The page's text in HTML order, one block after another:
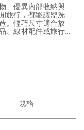
、優異內部收納與
旅行，都能讓盥洗
。輕巧尺寸適合放
、線材配件或旅行
因，以高機能配置與
規格